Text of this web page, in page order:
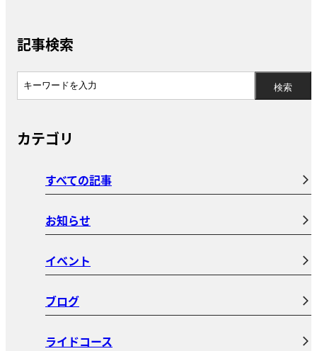
記事検索
カテゴリ
すべての記事
お知らせ
イベント
ブログ
ライドコース